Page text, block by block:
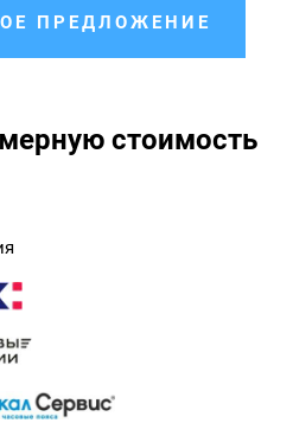
ПРЕДЛОЖЕНИЕ
стоимость